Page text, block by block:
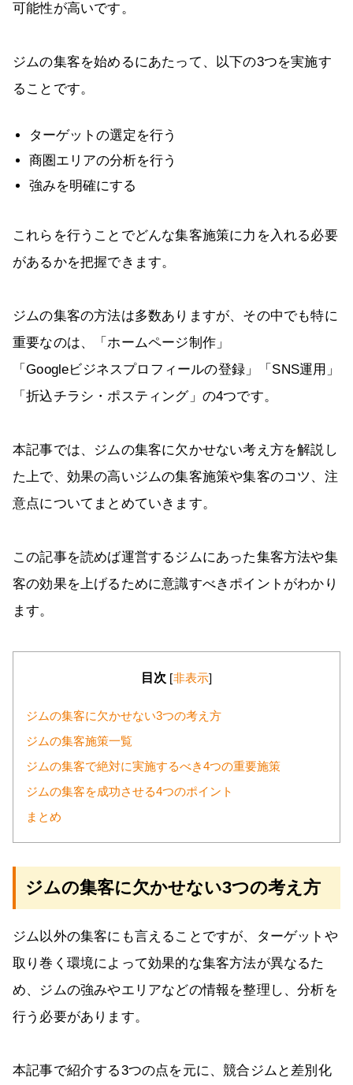
可能性が高いです。
ジムの集客を始めるにあたって、以下の3つを実施す
ることです。
ターゲットの選定を行う
商圏エリアの分析を行う
強みを明確にする
これらを行うことでどんな集客施策に力を入れる必要
があるかを把握できます。
ジムの集客の方法は多数ありますが、その中でも特に
重要なのは、「ホームページ制作」
「Googleビジネスプロフィールの登録」「SNS運用」
「折込チラシ・ポスティング」の4つです。
本記事では、ジムの集客に欠かせない考え方を解説し
た上で、効果の高いジムの集客施策や集客のコツ、注
意点についてまとめていきます。
この記事を読めば運営するジムにあった集客方法や集
客の効果を上げるために意識すべきポイントがわかり
ます。
目次 [非表示]
ジムの集客に欠かせない3つの考え方
ジムの集客施策一覧
ジムの集客で絶対に実施するべき4つの重要施策
ジムの集客を成功させる4つのポイント
まとめ
ジムの集客に欠かせない3つの考え方
ジム以外の集客にも言えることですが、ターゲットや
取り巻く環境によって効果的な集客方法が異なるた
め、ジムの強みやエリアなどの情報を整理し、分析を
行う必要があります。
本記事で紹介する3つの点を元に、競合ジムと差別化